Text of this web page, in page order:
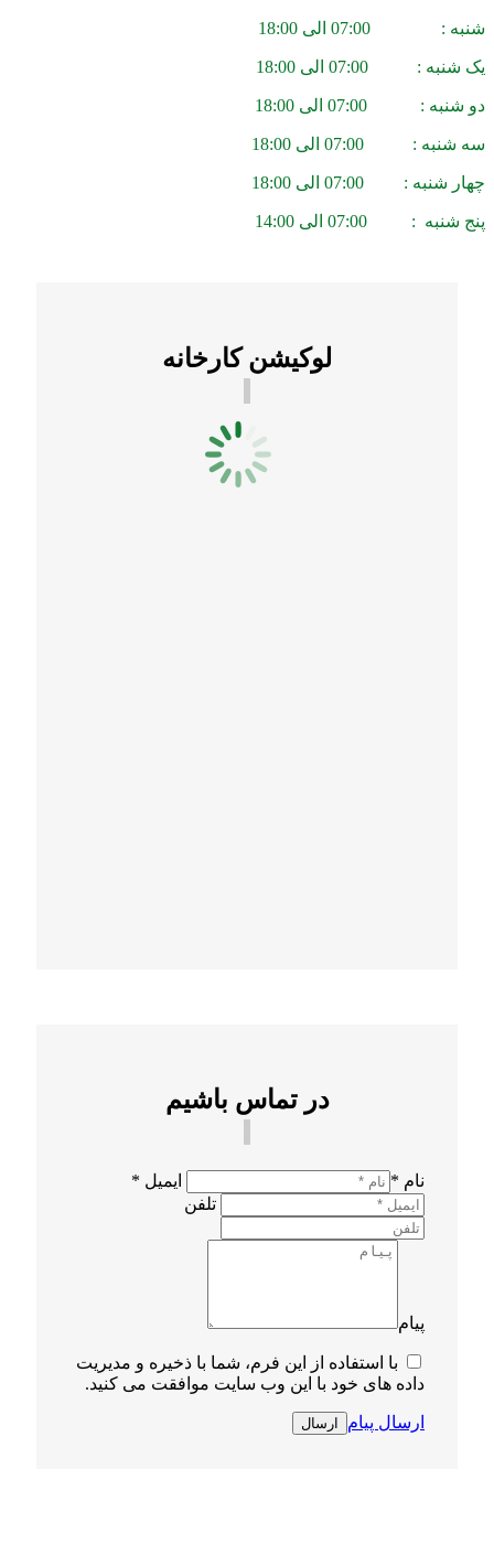
شنبه : 07:00 الی 18:00
یک شنبه : 07:00 الی 18:00
دو شنبه : 07:00 الی 18:00
سه شنبه : 07:00 الی 18:00
چهار شنبه : 07:00 الی 18:00
پنج شنبه : 07:00 الی 14:00
لوکیشن کارخانه
در تماس باشیم
نام *
ایمیل *
تلفن
پیام
با استفاده از این فرم، شما با ذخیره و مدیریت
داده های خود با این وب سایت موافقت می کنید.
ارسال پیام